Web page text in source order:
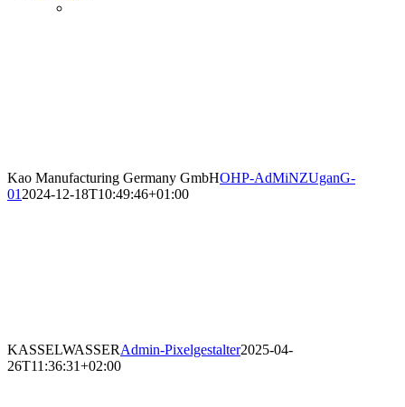
Kao Manufacturing Germany GmbHOHP-AdMiNZUganG-
01 2024-12-18T10:49:46+01:00
KASSELWASSERAdmin-Pixelgestalter2025-04-
26T11:36:31+02:00